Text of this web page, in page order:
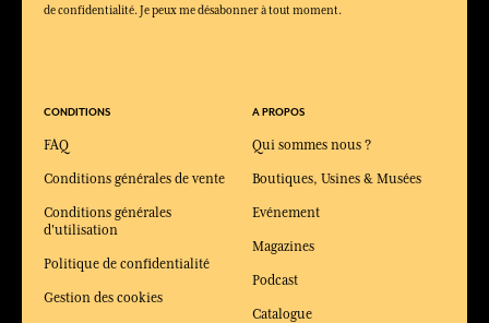
de confidentialité. Je peux me désabonner à tout moment.
CONDITIONS
FAQ
Conditions générales de vente
Conditions générales
d'utilisation
Politique de confidentialité
Gestion des cookies
A PROPOS
Qui sommes nous ?
Boutiques, Usines & Musées
Evénement
Magazines
Podcast
Catalogue